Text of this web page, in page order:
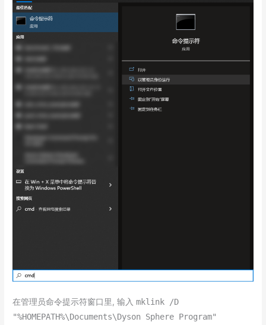
在管理员命令提示符窗口里, 输入mklink /D
"%HOMEPATH%\Documents\Dyson Sphere Program"